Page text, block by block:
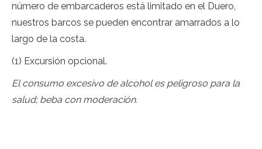
número de embarcaderos está limitado en el Duero,
nuestros barcos se pueden encontrar amarrados a lo
largo de la costa.
(1) Excursión opcional.
El consumo excesivo de alcohol es peligroso para la
salud; beba con moderación.